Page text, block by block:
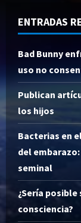
ENTRADAS
Bad Bunny
uso no
Publican
los hijos
Bacterias en
del
seminal
¿Sería
consciencia?